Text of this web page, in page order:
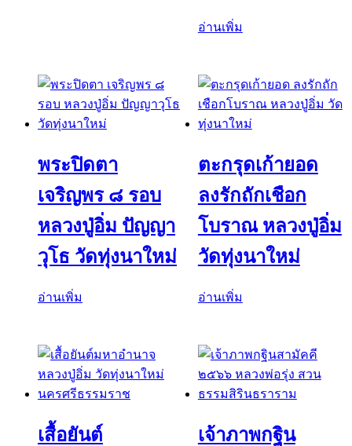
อ่านเพิ่ม
พระปิดตา
เจริญพร ๘ รอบ
หลวงปู่อิ่ม ปัญญา
วุโธ วัดทุ่งนาใหม่
อ่านเพิ่ม
ตะกรุดเก้ายอด
ลงรักถักเชือก
โบราณ หลวงปู่อิ่ม
วัดทุ่งนาใหม่
อ่านเพิ่ม
เสื้อยันต์
เจ้าภาพกฐิน